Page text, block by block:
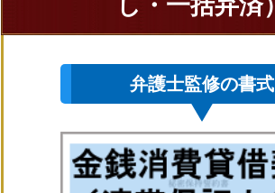
し・一括弁済）
弁護士監修の書式